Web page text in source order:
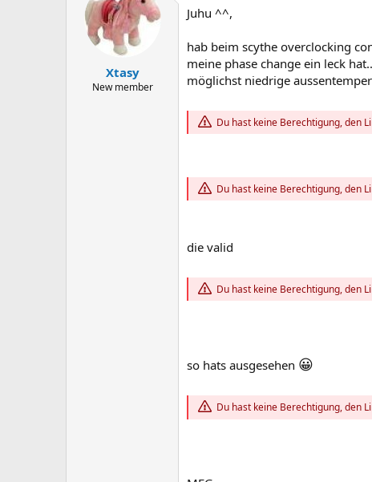
e
l
l
t
a
m
Xtasy
New member
Juhu ^^,
hab beim scythe overclocking
meine phase change ein leck
möglichst niedrige
Du hast keine Berechtigung, den
Du hast keine Berechtigung, den
die valid
Du hast keine Berechtigung, den
so hats ausgesehen 😀
Du hast keine Berechtigung, den